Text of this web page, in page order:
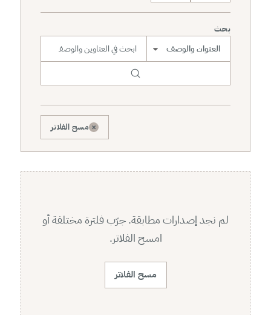
بحث
× مسح الفلاتر
لم نجد إصدارات مطابقة. جرّب فلترة مختلفة أو
امسح الفلاتر.
مسح الفلاتر